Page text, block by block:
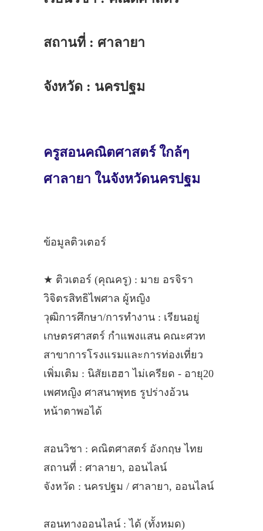
สถานที่ : ศาลายา
จังหวัด : นครปฐม
ครูสอนคณิตศาสตร์ ใกล้ๆ
ศาลายา ในจังหวัดนครปฐม
ข้อมูลติวเตอร์
★ ติวเตอร์ (คุณครู) : มาย อรจิรา
วิจิตรสิทธิไพศาล ผู้หญิง
วุฒิการศึกษา/การทำงาน : เรียนอยู่
เกษตรศาสตร์ กำแพงแสน คณะศวท
สาขาการโรงแรมและการท่องเที่ยว
เพิ่มเติม : นิสัยเฮฮา ไม่เครียด - อายุ20
เพศหญิง ศาสนาพุทธ รูปร่างอ้วน
หน้าตาพอได้
สอนวิชา : คณิตศาสตร์ อังกฤษ ไทย
สถานที่ : ศาลายา, ออนไลน์
จังหวัด : นครปฐม / ศาลายา, ออนไลน์
สอนทางออนไลน์ : ได้ (ทั้งหมด)